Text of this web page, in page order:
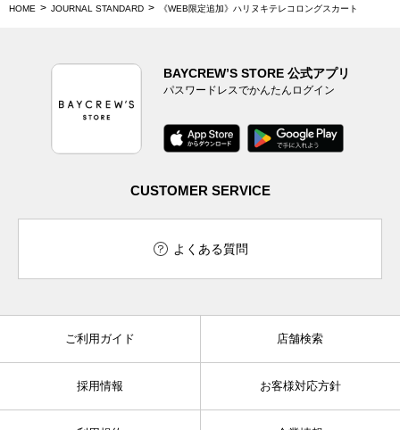
HOME JOURNAL STANDARD 《WEB限定追加》ハリヌキテレコロングスカート
BAYCREW’S STORE 公式アプリ
パスワードレスでかんたんログイン
CUSTOMER SERVICE
よくある質問
ご利用ガイド 店舗検索
採用情報 お客様対応方針